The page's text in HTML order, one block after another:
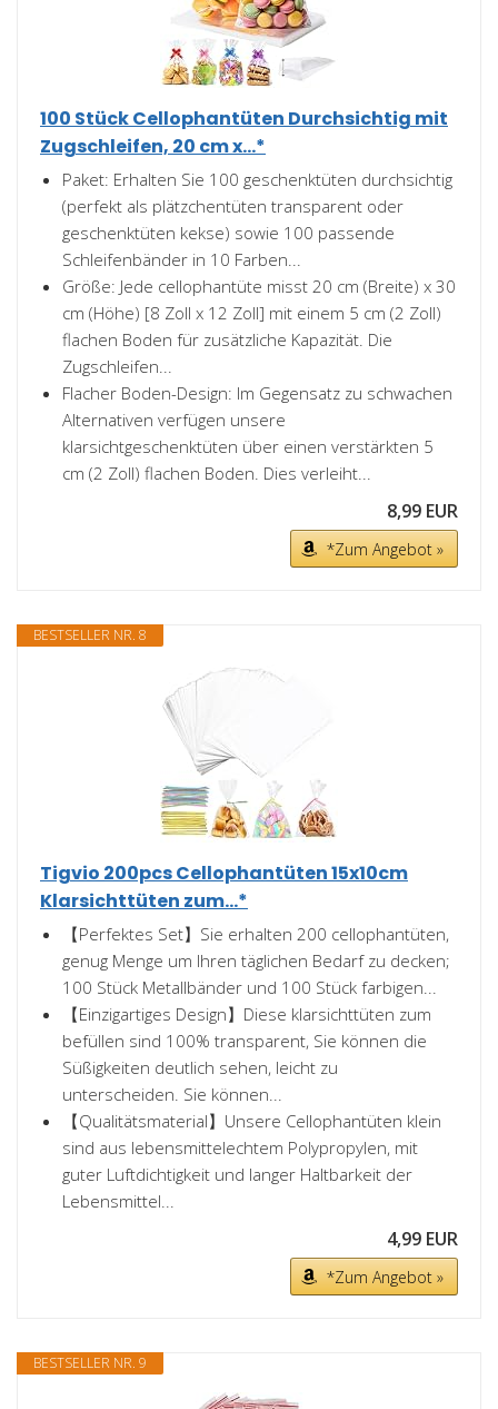
100 Stück Cellophantüten Durchsichtig mit
Zugschleifen, 20 cm x...*
Paket: Erhalten Sie 100 geschenktüten durchsichtig
(perfekt als plätzchentüten transparent oder
geschenktüten kekse) sowie 100 passende
Schleifenbänder in 10 Farben...
Größe: Jede cellophantüte misst 20 cm (Breite) x 30
cm (Höhe) [8 Zoll x 12 Zoll] mit einem 5 cm (2 Zoll)
flachen Boden für zusätzliche Kapazität. Die
Zugschleifen...
Flacher Boden-Design: Im Gegensatz zu schwachen
Alternativen verfügen unsere
klarsichtgeschenktüten über einen verstärkten 5
cm (2 Zoll) flachen Boden. Dies verleiht...
8,99 EUR
*Zum Angebot »
BESTSELLER NR. 8
Tigvio 200pcs Cellophantüten 15x10cm
Klarsichttüten zum...*
【Perfektes Set】Sie erhalten 200 cellophantüten,
genug Menge um Ihren täglichen Bedarf zu decken;
100 Stück Metallbänder und 100 Stück farbigen...
【Einzigartiges Design】Diese klarsichttüten zum
befüllen sind 100% transparent, Sie können die
Süßigkeiten deutlich sehen, leicht zu
unterscheiden. Sie können...
【Qualitätsmaterial】Unsere Cellophantüten klein
sind aus lebensmittelechtem Polypropylen, mit
guter Luftdichtigkeit und langer Haltbarkeit der
Lebensmittel...
4,99 EUR
*Zum Angebot »
BESTSELLER NR. 9